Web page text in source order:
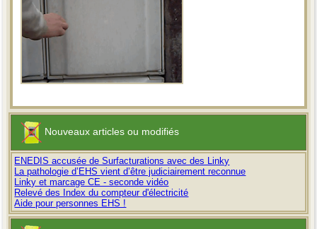
Nouveaux articles ou modifiés
ENEDIS accusée de Surfacturations avec des Linky
La pathologie d’EHS vient d’être judiciairement reconnue
Linky et marcage CE - seconde vidéo
Relevé des Index du compteur d'électricité
Aide pour personnes EHS !